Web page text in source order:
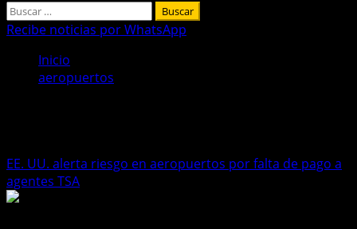
Buscar:
Recibe noticias por WhatsApp
Inicio
aeropuertos
EE. UU. alerta riesgo en aeropuertos por falta de pago a
agentes TSA